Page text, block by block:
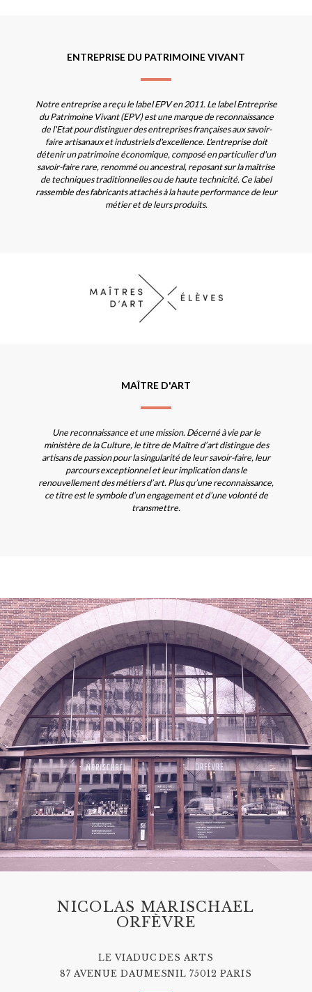
ENTREPRISE DU PATRIMOINE VIVANT
Notre entreprise a reçu le label EPV en 2011. Le label Entreprise
du Patrimoine Vivant (EPV) est une marque de reconnaissance
de l'Etat pour distinguer des entreprises françaises aux savoir-
faire artisanaux et industriels d'excellence. L'entreprise doit
détenir un patrimoine économique, composé en particulier d'un
savoir-faire rare, renommé ou ancestral, reposant sur la maîtrise
de techniques traditionnelles ou de haute technicité. Ce label
rassemble des fabricants attachés à la haute performance de leur
métier et de leurs produits.
MAÎTRE D'ART
Une reconnaissance et une mission. Décerné à vie par le
ministère de la Culture, le titre de Maître d’art distingue des
artisans de passion pour la singularité de leur savoir-faire, leur
parcours exceptionnel et leur implication dans le
renouvellement des métiers d’art. Plus qu’une reconnaissance,
ce titre est le symbole d’un engagement et d’une volonté de
transmettre.
NICOLAS MARISCHAEL
ORFÈVRE
LE VIADUC DES ARTS
87 AVENUE DAUMESNIL 75012 PARIS